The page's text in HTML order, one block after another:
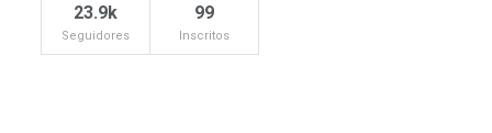
23.9k
Seguidores
99
Inscritos